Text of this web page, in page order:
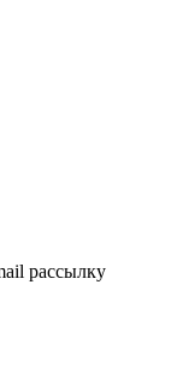
рассылку